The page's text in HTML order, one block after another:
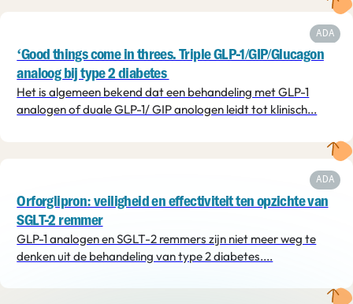
ADA
‘Good things come in threes. Triple GLP-1/GIP/Glucagon
analoog bij type 2 diabetes
Het is algemeen bekend dat een behandeling met GLP-1
analogen of duale GLP-1/ GIP anologen leidt tot klinisch...
ADA
Orforglipron: veiligheid en effectiviteit ten opzichte van
SGLT-2 remmer
GLP-1 analogen en SGLT-2 remmers zijn niet meer weg te
denken uit de behandeling van type 2 diabetes....